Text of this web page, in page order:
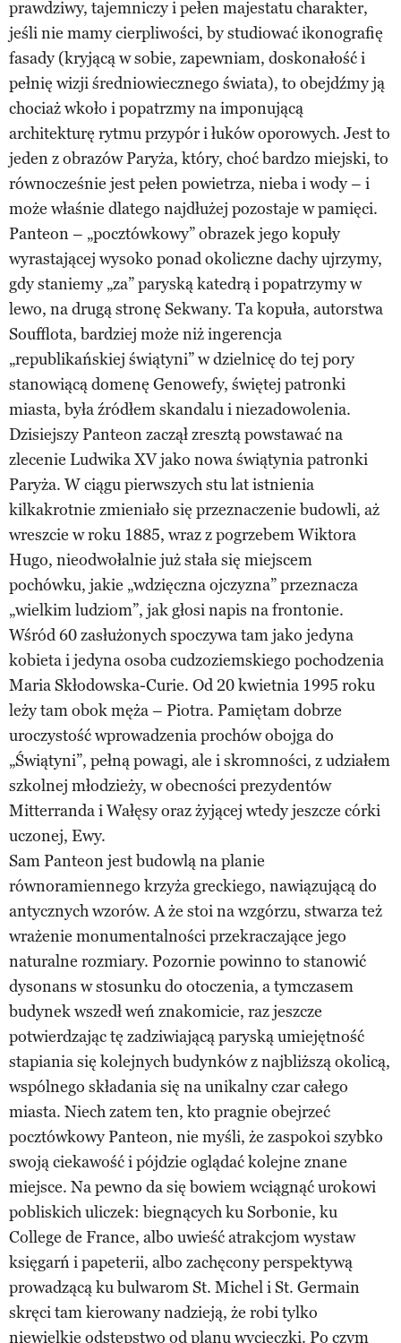
prawdziwy, tajemniczy i pełen majestatu charakter,
jeśli nie mamy cierpliwości, by studiować ikonografię
fasady (kryjącą w sobie, zapewniam, doskonałość i
pełnię wizji średniowiecznego świata), to obejdźmy ją
chociaż wkoło i popatrzmy na imponującą
architekturę rytmu przypór i łuków oporowych. Jest to
jeden z obrazów Paryża, który, choć bardzo miejski, to
równocześnie jest pełen powietrza, nieba i wody – i
może właśnie dlatego najdłużej pozostaje w pamięci.
Panteon – „pocztówkowy” obrazek jego kopuły
wyrastającej wysoko ponad okoliczne dachy ujrzymy,
gdy staniemy „za” paryską katedrą i popatrzymy w
lewo, na drugą stronę Sekwany. Ta kopuła, autorstwa
Soufflota, bardziej może niż ingerencja
„republikańskiej świątyni” w dzielnicę do tej pory
stanowiącą domenę Genowefy, świętej patronki
miasta, była źródłem skandalu i niezadowolenia.
Dzisiejszy Panteon zaczął zresztą powstawać na
zlecenie Ludwika XV jako nowa świątynia patronki
Paryża. W ciągu pierwszych stu lat istnienia
kilkakrotnie zmieniało się przeznaczenie budowli, aż
wreszcie w roku 1885, wraz z pogrzebem Wiktora
Hugo, nieodwołalnie już stała się miejscem
pochówku, jakie „wdzięczna ojczyzna” przeznacza
„wielkim ludziom”, jak głosi napis na frontonie.
Wśród 60 zasłużonych spoczywa tam jako jedyna
kobieta i jedyna osoba cudzoziemskiego pochodzenia
Maria Skłodowska-Curie. Od 20 kwietnia 1995 roku
leży tam obok męża – Piotra. Pamiętam dobrze
uroczystość wprowadzenia prochów obojga do
„Świątyni”, pełną powagi, ale i skromności, z udziałem
szkolnej młodzieży, w obecności prezydentów
Mitterranda i Wałęsy oraz żyjącej wtedy jeszcze córki
uczonej, Ewy.
Sam Panteon jest budowlą na planie
równoramiennego krzyża greckiego, nawiązującą do
antycznych wzorów. A że stoi na wzgórzu, stwarza też
wrażenie monumentalności przekraczające jego
naturalne rozmiary. Pozornie powinno to stanowić
dysonans w stosunku do otoczenia, a tymczasem
budynek wszedł weń znakomicie, raz jeszcze
potwierdzając tę zadziwiającą paryską umiejętność
stapiania się kolejnych budynków z najbliższą okolicą,
wspólnego składania się na unikalny czar całego
miasta. Niech zatem ten, kto pragnie obejrzeć
pocztówkowy Panteon, nie myśli, że zaspokoi szybko
swoją ciekawość i pójdzie oglądać kolejne znane
miejsce. Na pewno da się bowiem wciągnąć urokowi
pobliskich uliczek: biegnących ku Sorbonie, ku
College de France, albo uwieść atrakcjom wystaw
księgarń i papeterii, albo zachęcony perspektywą
prowadzącą ku bulwarom St. Michel i St. Germain
skręci tam kierowany nadzieją, że robi tylko
niewielkie odstępstwo od planu wycieczki. Po czym